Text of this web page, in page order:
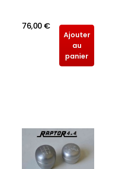
76,00 €
Ajouter
au
panier